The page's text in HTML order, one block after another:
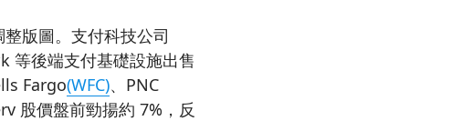
版圖。支付科技公司
等後端支付基礎設施出售
Fargo(WFC)、PNC
股價盤前勁揚約 7%，反